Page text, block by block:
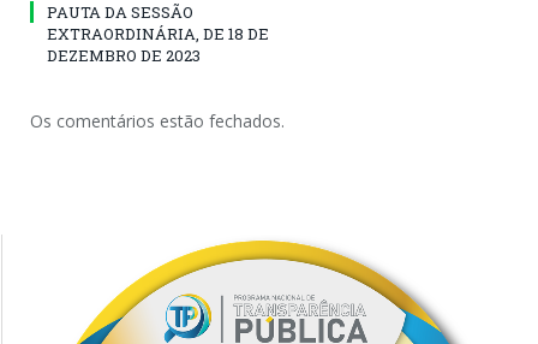
PAUTA DA SESSÃO
EXTRAORDINÁRIA, DE 18 DE
DEZEMBRO DE 2023
Os comentários estão fechados.